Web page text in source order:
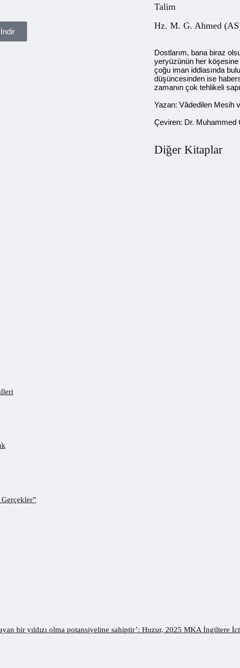
İndir
Talim
Hz. M. G. Ahmed
Dostlarım, bana biraz
yeryüzünün her köşesine
çoğu iman iddiasında
düşüncesinden ise
zamanın çok tehlikeli
Yazan: Vâdedilen Mesih
Çeviren: Dr. Muhammed
Diğer Kitaplar
bir yıldızı olma potansiyeline sahiptir’: Huzur, 2025 MKA İngiltere